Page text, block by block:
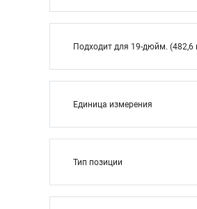
Подходит для 19-дюйм.
Единица измерения
Тип позиции